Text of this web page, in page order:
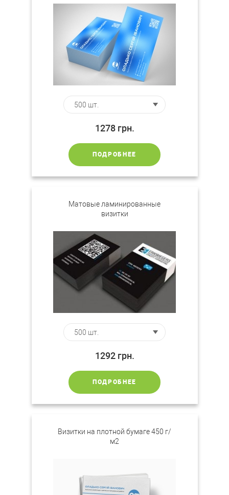
1278 грн.
ПОДРОБНЕЕ
Матовые ламинированные
визитки
1292 грн.
ПОДРОБНЕЕ
Визитки на плотной бумаге 450 г/
м2